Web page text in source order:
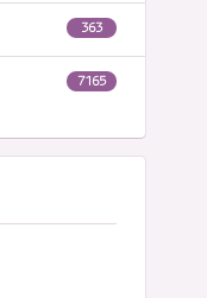
363
7165